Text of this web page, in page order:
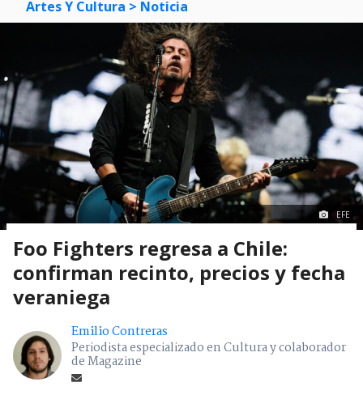
Artes Y Cultura > Noticia
EFE
Foo Fighters regresa a Chile:
confirman recinto, precios y fecha
veraniega
Emilio Contreras
Periodista especializado en Cultura y colaborador
de Magazine